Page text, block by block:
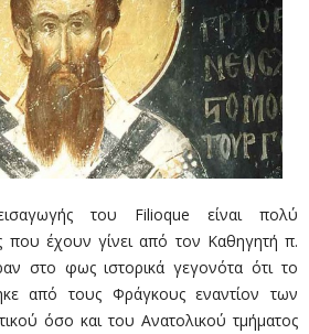
του Filioque είναι πολύ
που έχουν γίνει από τον Καθηγητή π.
στο φως ιστορικά γεγονότα ότι το
από τους Φράγκους εναντίον των
όσο και του Ανατολικού τμήματος